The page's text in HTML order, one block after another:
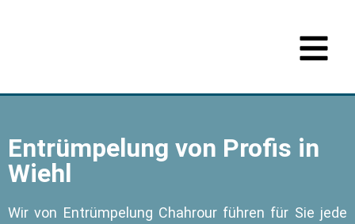
Entrümpelung von Profis in
Wiehl
Wir von Entrümpelung Chahrour führen für Sie jede